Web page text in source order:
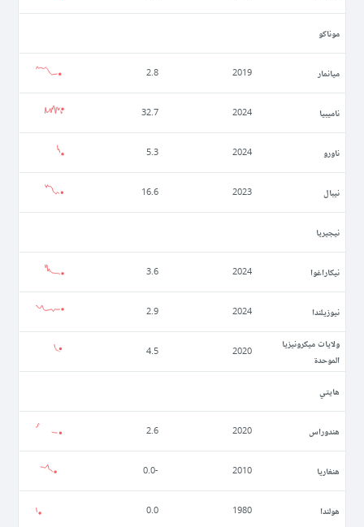
موناكو
ميانمار 2019
2.8
ناميبيا 2024
32.7
ناورو 2024
5.3
نيبال 2023
16.6
نيجيريا
نيكاراغوا 2024
3.6
نيوزيلندا 2024
2.9
ولايات ميكرونيزيا
الموحدة
2020
4.5
ھايتي
ھندوراس 2020
2.6
ھنغاريا 2010
-0.0
ھولندا 1980
0.0